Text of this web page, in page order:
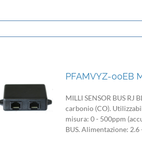
PFAMVYZ-00EB
MILLI SENSOR BUS RJ
carbonio (CO).
misura: 0 - 500ppm
BUS. Alimentazione: 2.6